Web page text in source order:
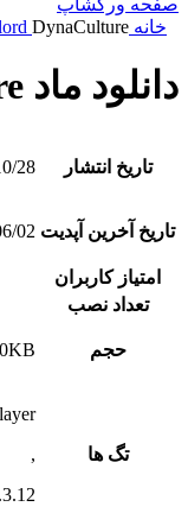
صفحه ورکشاپ
خانه DynaCulture
دانلود ماد DynaCulture
تاریخ انتشار 28
تاریخ آخرین آپدیت 02
امتیاز کاربران
تعداد نصب
حجم
تگ ها
,